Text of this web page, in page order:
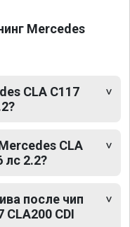
Mercedes
CLA C117
CLA
лс 2.2?
после чип
CLA200 CDI